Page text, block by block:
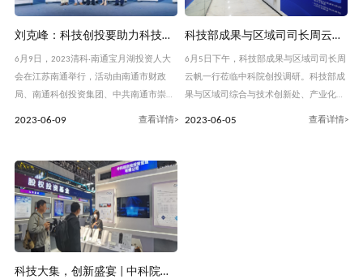
刘克峰：科技创投要助力科技创新
6月9日，2023清科·南通宝月湖投资人大
会在江苏南通举行，活动由南通市财政
局、南通科创投资集团、中共南通市崇川
投总经理刘克峰受邀参加尖端对话“市北
高新BOSS堂
2023-06-09
科技部成果与区域司司长周云帆一行莅临中科院创投调研
6月5日下午，科技部成果与区域司司长周
云帆一行莅临中科院创投调研。科技部成
果与区域司综合与技术创新处、产业化与
2023-06-05
科技大集，创新盛宴 | 中科院创投携众多科技成果亮相安徽科交会！